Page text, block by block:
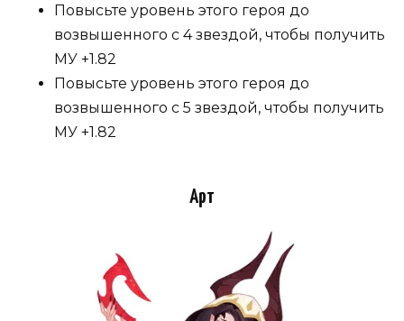
Повысьте уровень этого героя до
возвышенного с 4 звездой, чтобы получить
МУ +1.82
Повысьте уровень этого героя до
возвышенного с 5 звездой, чтобы получить
МУ +1.82
Арт